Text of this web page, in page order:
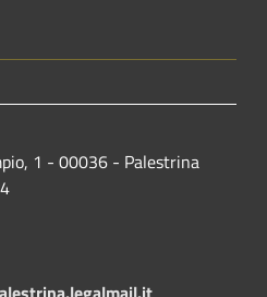
1 - 00036 - Palestrina